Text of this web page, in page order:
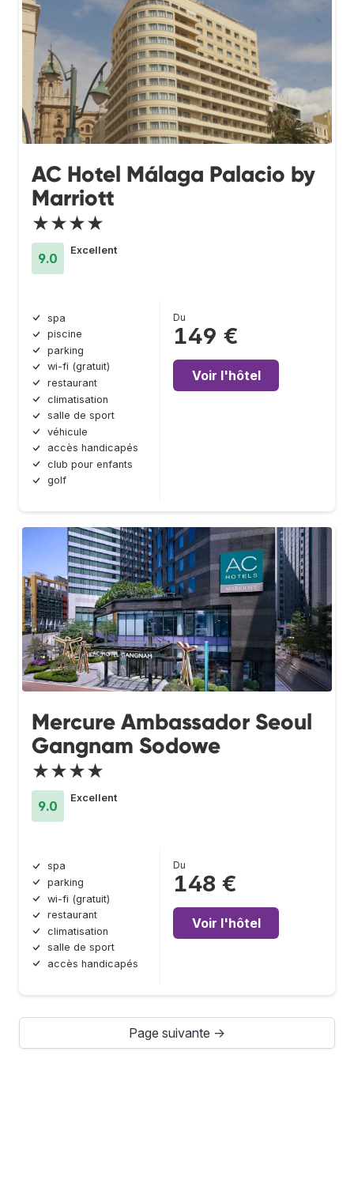
AC Hotel Málaga Palacio by
Marriott
★★★★
9.0
Excellent
spa
piscine
parking
wi-fi (gratuit)
restaurant
climatisation
salle de sport
véhicule
accès handicapés
club pour enfants
golf
Du
149 €
Voir l'hôtel
Mercure Ambassador Seoul
Gangnam Sodowe
★★★★
9.0
Excellent
spa
parking
wi-fi (gratuit)
restaurant
climatisation
salle de sport
accès handicapés
Du
148 €
Voir l'hôtel
Page suivante →